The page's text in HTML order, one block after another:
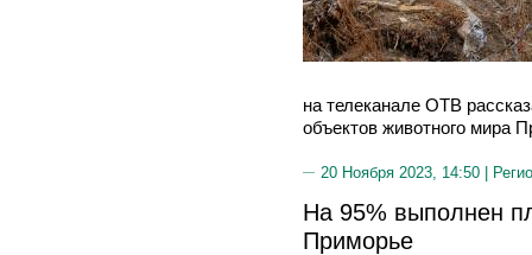
на телеканале ОТВ
объектов животного мира
20 Ноября 2023, 14:50 |
На 95% выполнен
Приморье